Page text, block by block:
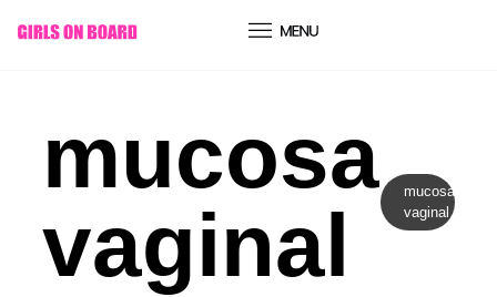
conteúdo
mucosa
vaginal
mucosa
vaginal